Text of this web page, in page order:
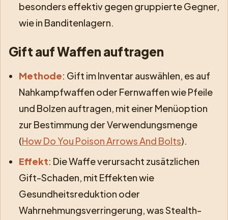
besonders effektiv gegen gruppierte Gegner,
wie in Banditenlagern.
Gift auf Waffen auftragen
Methode: Gift im Inventar auswählen, es auf
Nahkampfwaffen oder Fernwaffen wie Pfeile
und Bolzen auftragen, mit einer Menüoption
zur Bestimmung der Verwendungsmenge
(How Do You Poison Arrows And Bolts).
Effekt: Die Waffe verursacht zusätzlichen
Gift-Schaden, mit Effekten wie
Gesundheitsreduktion oder
Wahrnehmungsverringerung, was Stealth-